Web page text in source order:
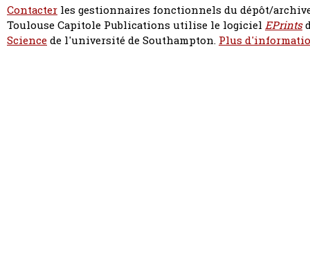
Contacter les gestionnaires fonctionnels du dépôt/
Toulouse Capitole Publications utilise le logiciel EPrints
Sciencede l'université de Southampton. Plus